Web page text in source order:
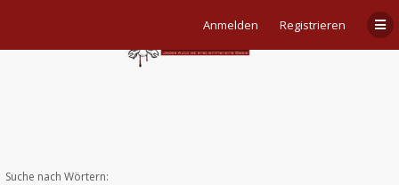
Anmelden Registrieren
Suche nach Wörtern: